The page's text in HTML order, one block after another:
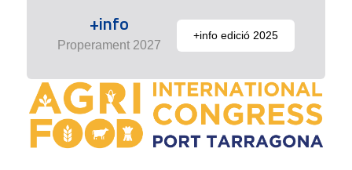
+info
Properament 2027
+info edició 2025